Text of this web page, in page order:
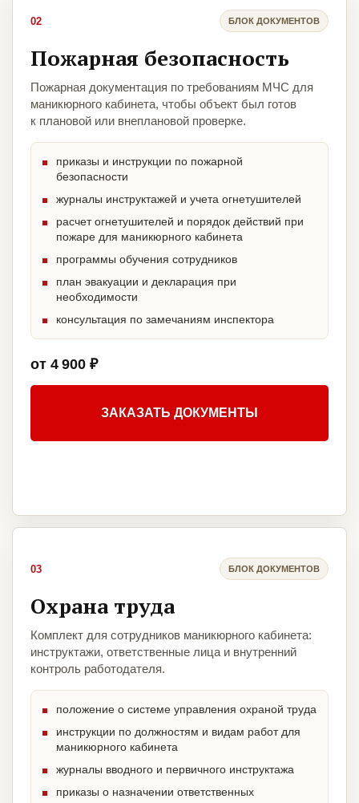
02 БЛОК ДОКУМЕНТОВ
Пожарная безопасность
Пожарная документация по требованиям МЧС для
маникюрного кабинета, чтобы объект был готов
к плановой или внеплановой проверке.
приказы и инструкции по пожарной
безопасности
журналы инструктажей и учета огнетушителей
расчет огнетушителей и порядок действий при
пожаре для маникюрного кабинета
программы обучения сотрудников
план эвакуации и декларация при
необходимости
консультация по замечаниям инспектора
от 4 900 ₽
ЗАКАЗАТЬ ДОКУМЕНТЫ
03 БЛОК ДОКУМЕНТОВ
Охрана труда
Комплект для сотрудников маникюрного кабинета:
инструктажи, ответственные лица и внутренний
контроль работодателя.
положение о системе управления охраной труда
инструкции по должностям и видам работ для
маникюрного кабинета
журналы вводного и первичного инструктажа
приказы о назначении ответственных